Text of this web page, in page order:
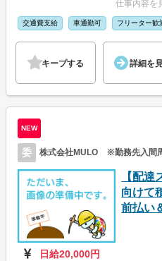
仕事内容を
交通費支給 車通勤可 フリーター歓
キープする 詳細を
NEW
委 株式会社MULO ※勤務先入間
【配
向けて
前払い
日給20,000円